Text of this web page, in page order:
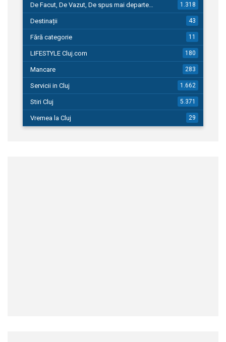
De Facut, De Vazut, De spus mai departe… 1.318
Destinații 43
Fără categorie 11
LIFESTYLE Cluj.com 180
Mancare 283
Servicii in Cluj 1.662
Stiri Cluj 5.371
Vremea la Cluj 29